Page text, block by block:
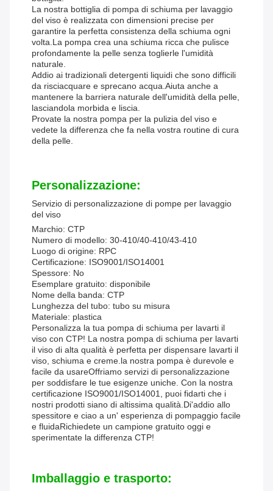
La nostra bottiglia di pompa di schiuma per lavaggio
del viso è realizzata con dimensioni precise per
garantire la perfetta consistenza della schiuma ogni
volta.La pompa crea una schiuma ricca che pulisce
profondamente la pelle senza toglierle l'umidità
naturale.
Addio ai tradizionali detergenti liquidi che sono difficili
da risciacquare e sprecano acqua.Aiuta anche a
mantenere la barriera naturale dell'umidità della pelle,
lasciandola morbida e liscia.
Provate la nostra pompa per la pulizia del viso e
vedete la differenza che fa nella vostra routine di cura
della pelle.
Personalizzazione:
Servizio di personalizzazione di pompe per lavaggio
del viso
Marchio: CTP
Numero di modello: 30-410/40-410/43-410
Luogo di origine: RPC
Certificazione: ISO9001/ISO14001
Spessore: No
Esemplare gratuito: disponibile
Nome della banda: CTP
Lunghezza del tubo: tubo su misura
Materiale: plastica
Personalizza la tua pompa di schiuma per lavarti il
viso con CTP! La nostra pompa di schiuma per lavarti
il viso di alta qualità è perfetta per dispensare lavarti il
viso, schiuma e creme.la nostra pompa è durevole e
facile da usareOffriamo servizi di personalizzazione
per soddisfare le tue esigenze uniche. Con la nostra
certificazione ISO9001/ISO14001, puoi fidarti che i
nostri prodotti siano di altissima qualità.Di'addio allo
spessitore e ciao a un' esperienza di pompaggio facile
e fluidaRichiedete un campione gratuito oggi e
sperimentate la differenza CTP!
Imballaggio e trasporto: